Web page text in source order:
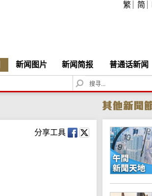
繁 简
新闻图片 新闻简报 普通话新闻
S
e
c
h
分享工具